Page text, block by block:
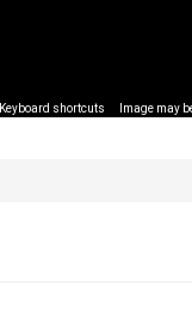
Keyboard shortcuts Image may